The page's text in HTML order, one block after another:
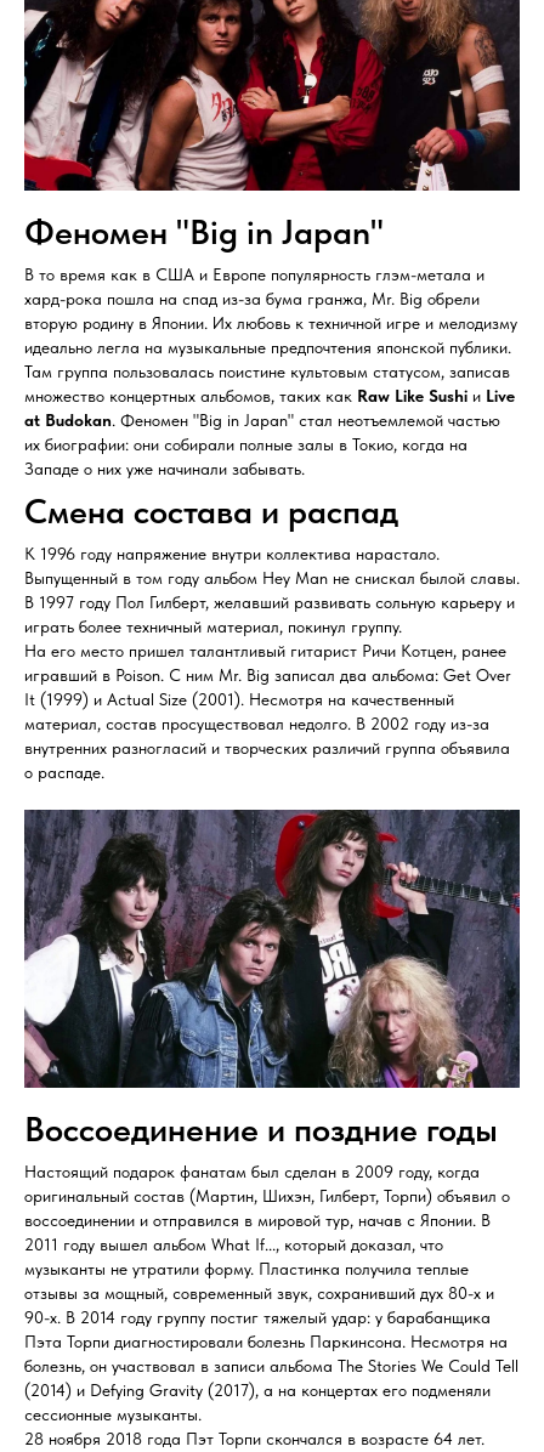
Феномен "Big in Japan"
В то время как в США и Европе популярность глэм-метала и
хард-рока пошла на спад из-за бума гранжа, Mr. Big обрели
вторую родину в Японии. Их любовь к техничной игре и мелодизму
идеально легла на музыкальные предпочтения японской публики.
Там группа пользовалась поистине культовым статусом, записав
множество концертных альбомов, таких как Raw Like Sushi и Live
at Budokan. Феномен "Big in Japan" стал неотъемлемой частью
их биографии: они собирали полные залы в Токио, когда на
Западе о них уже начинали забывать.
Смена состава и распад
К 1996 году напряжение внутри коллектива нарастало.
Выпущенный в том году альбом Hey Man не снискал былой славы.
В 1997 году Пол Гилберт, желавший развивать сольную карьеру и
играть более техничный материал, покинул группу.
На его место пришел талантливый гитарист Ричи Котцен, ранее
игравший в Poison. С ним Mr. Big записал два альбома: Get Over
It (1999) и Actual Size (2001). Несмотря на качественный
материал, состав просуществовал недолго. В 2002 году из-за
внутренних разногласий и творческих различий группа объявила
о распаде.
Воссоединение и поздние годы
Настоящий подарок фанатам был сделан в 2009 году, когда
оригинальный состав (Мартин, Шихэн, Гилберт, Торпи) объявил о
воссоединении и отправился в мировой тур, начав с Японии. В
2011 году вышел альбом What If..., который доказал, что
музыканты не утратили форму. Пластинка получила теплые
отзывы за мощный, современный звук, сохранивший дух 80-х и
90-х. В 2014 году группу постиг тяжелый удар: у барабанщика
Пэта Торпи диагностировали болезнь Паркинсона. Несмотря на
болезнь, он участвовал в записи альбома The Stories We Could Tell
(2014) и Defying Gravity (2017), а на концертах его подменяли
сессионные музыканты.
28 ноября 2018 года Пэт Торпи скончался в возрасте 64 лет.